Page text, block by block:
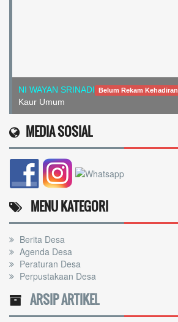
NI WAYAN SRINADI Belum Rekam Kehadiran
Kaur Umum
MEDIA SOSIAL
MENU KATEGORI
Berita Desa
Agenda Desa
Peraturan Desa
Perpustakaan Desa
ARSIP ARTIKEL